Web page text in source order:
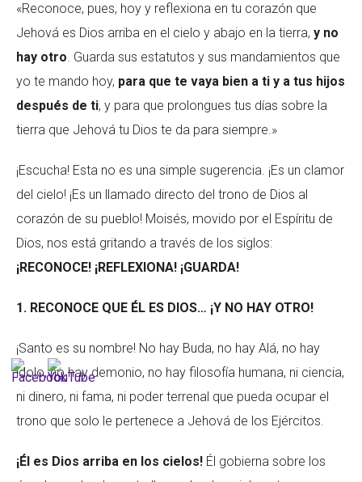
«Reconoce, pues, hoy y reflexiona en tu corazón que
Jehová es Dios arriba en el cielo y abajo en la tierra, y no
hay otro. Guarda sus estatutos y sus mandamientos que
yo te mando hoy, para que te vaya bien a ti y a tus hijos
después de ti, y para que prolongues tus días sobre la
tierra que Jehová tu Dios te da para siempre.»
¡Escucha! Esta no es una simple sugerencia. ¡Es un clamor
del cielo! ¡Es un llamado directo del trono de Dios al
corazón de su pueblo! Moisés, movido por el Espíritu de
Dios, nos está gritando a través de los siglos:
¡RECONOCE! ¡REFLEXIONA! ¡GUARDA!
1. RECONOCE QUE ÉL ES DIOS… ¡Y NO HAY OTRO!
¡Santo es su nombre! No hay Buda, no hay Alá, no hay
ídolo, no hay demonio, no hay filosofía humana, ni ciencia,
ni dinero, ni fama, ni poder terrenal que pueda ocupar el
trono que solo le pertenece a Jehová de los Ejércitos.
¡Él es Dios arriba en los cielos! Él gobierna sobre los